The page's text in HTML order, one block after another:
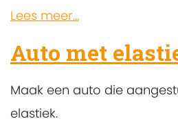
Lees meer...
Auto met
Maak een auto die
elastiek.